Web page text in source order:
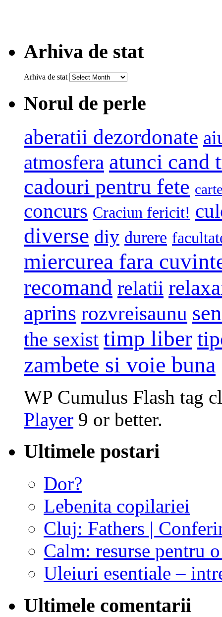
Arhiva de stat
Arhiva de stat
Norul de perle
aberatii dezordonate
atmosfera atunci cand
cadouri pentru fete
concurs Craciun fericit!
diverse diy durere
miercurea fara
recomand relatii
aprins rozvreisaunu
the sexist timp liber
zambete si voie buna
WP Cumulus Flash tag
Player 9 or better.
Ultimele postari
Dor?
Lebenita copilariei
Cluj: Fathers |
Calm: resurse pentru
Uleiuri esentiale –
Ultimele comentarii